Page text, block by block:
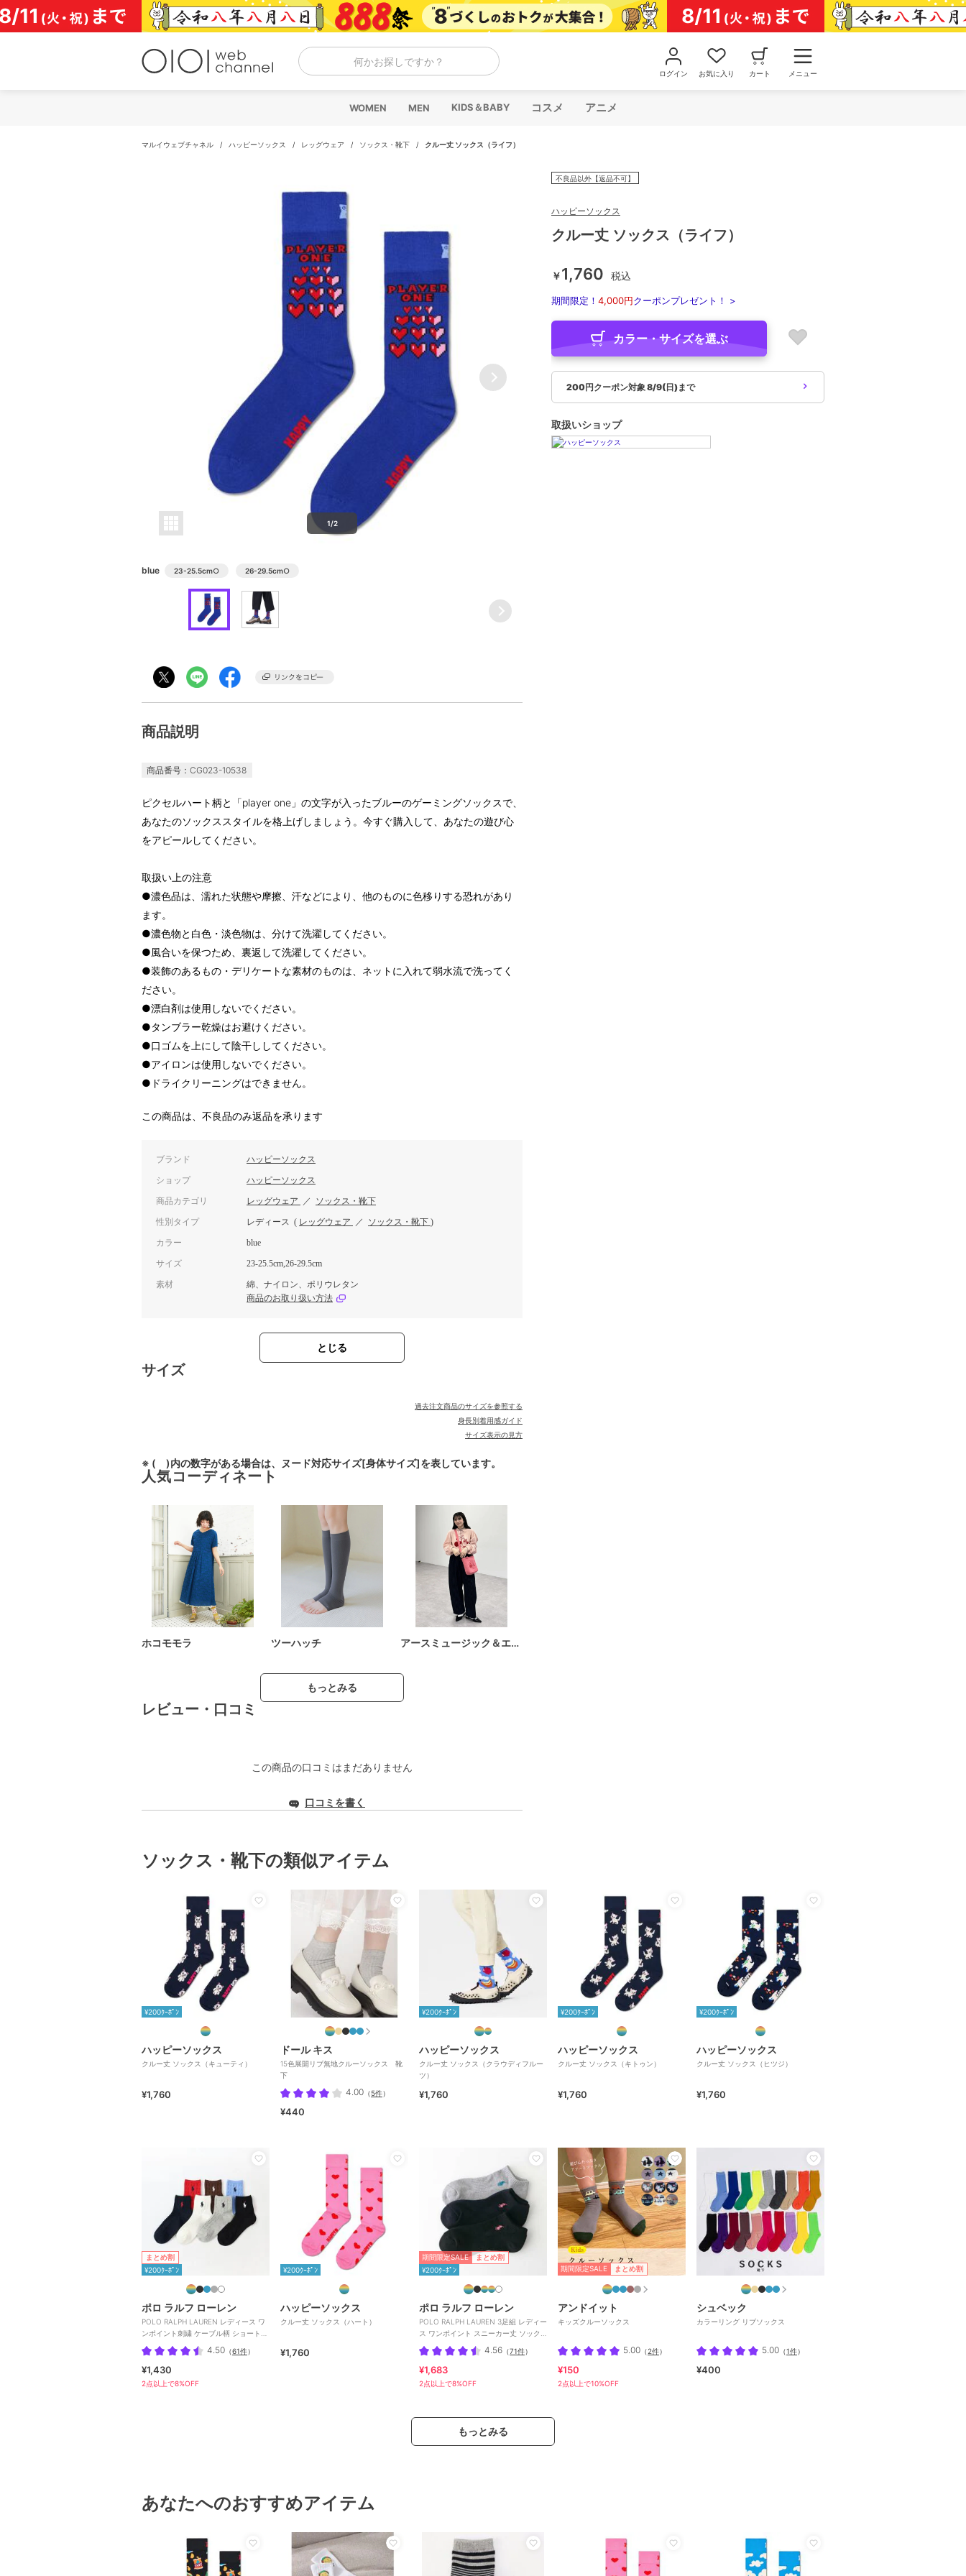
コ
ン
テ
何かお探しですか？
ログイン お気に入り カート メニュー
WOMEN MEN KIDS＆BABY コスメ アニメ
マルイウェブチャネル / ハッピーソックス / レッグウェア / ソックス・靴下 / クルー丈 ソックス（ライフ）
1/2
blue 23-25.5cm○ 26-29.5cm○
商品説明
商品番号：CG023-10538
ピクセルハート柄と「player one」の文字が入ったブルーのゲーミングソックスで、
あなたのソックススタイルを格上げしましょう。今すぐ購入して、あなたの遊び心
をアピールしてください。
取扱い上の注意
●濃色品は、濡れた状態や摩擦、汗などにより、他のものに色移りする恐れがあり
ます。
●濃色物と白色・淡色物は、分けて洗濯してください。
●風合いを保つため、裏返して洗濯してください。
●装飾のあるもの・デリケートな素材のものは、ネットに入れて弱水流で洗ってく
ださい。
●漂白剤は使用しないでください。
●タンブラー乾燥はお避けください。
●口ゴムを上にして陰干ししてください。
●アイロンは使用しないでください。
●ドライクリーニングはできません。
この商品は、不良品のみ返品を承ります
ブランド ハッピーソックス
ショップ ハッピーソックス
商品カテゴリ レッグウェア ／ ソックス・靴下
性別タイプ レディース ( レッグウェア ／ ソックス・靴下 )
カラー blue
サイズ 23-25.5cm,26-29.5cm
素材
綿、ナイロン、ポリウレタン
商品のお取り扱い方法
とじる
サイズ
過去注文商品のサイズを参照する
身長別着用感ガイド
サイズ表示の見方
※ ( )内の数字がある場合は、ヌード対応サイズ[身体サイズ]を表しています。
人気コーディネート
ホコモモラ ツーハッチ アースミュージック＆エ…
もっとみる
レビュー・口コミ
この商品の口コミはまだありません
口コミを書く
不良品以外【返品不可】
ハッピーソックス
クルー丈 ソックス（ライフ）
￥1,760 税込
期間限定！ 4,000円クーポンプレゼント！ >
カラー・サイズを選ぶ
200円クーポン対象 8/9(日)まで
取扱いショップ
ソックス・靴下の類似アイテム
¥200ｸｰﾎﾟﾝ
ハッピーソックス
クルー丈 ソックス（キューティ）
¥1,760
ドール キス
15色展開リブ無地クルーソックス 靴
下
4.00 （5件）
¥440
¥200ｸｰﾎﾟﾝ
ハッピーソックス
クルー丈 ソックス（クラウディフルー
ツ）
¥1,760
¥200ｸｰﾎﾟﾝ
ハッピーソックス
クルー丈 ソックス（キトゥン）
¥1,760
¥200ｸｰﾎﾟﾝ
ハッピーソックス
クルー丈 ソックス（ヒツジ）
¥1,760
まとめ割
¥200ｸｰﾎﾟﾝ
ポロ ラルフ ローレン
POLO RALPH LAUREN レディース ワ
ンポイント刺繍 ケーブル柄 ショート丈
ソックス
4.50 （61件）
¥1,430
2点以上で8%OFF
¥200ｸｰﾎﾟﾝ
ハッピーソックス
クルー丈 ソックス（ハート）
¥1,760
期間限定SALE まとめ割
¥200ｸｰﾎﾟﾝ
ポロ ラルフ ローレン
POLO RALPH LAUREN 3足組 レディー
ス ワンポイント スニーカー丈 ソック
ス
4.56 （71件）
¥1,683
2点以上で8%OFF
期間限定SALE まとめ割
アンドイット
キッズクルーソックス
5.00 （2件）
¥150
2点以上で10%OFF
シュベック
カラーリング リブソックス
5.00 （1件）
¥400
もっとみる
あなたへのおすすめアイテム